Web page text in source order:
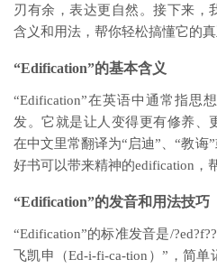
刃有余，表达更自然。接下来，
含义和用法，帮你轻松搞懂它的真
“Edification”的基本含义
“Edification”在英语中通常指思
发。它就是让人变得更有修养、
在中文里常翻译为“启迪”、“教诲
好书可以带来精神的edification，
“Edification”的发音和用法技巧
“Edification”的标准发音是/
飞凯申（Ed-i-fi-ca-tion）”，简